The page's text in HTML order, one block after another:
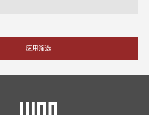
应用筛选